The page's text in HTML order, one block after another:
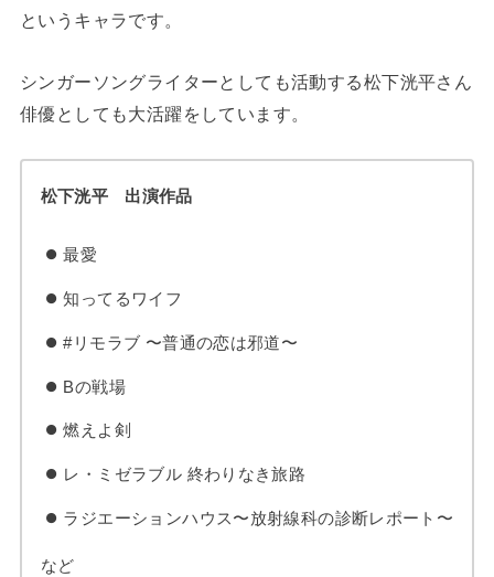
というキャラです。
シンガーソングライターとしても活動する松下洸平さん
俳優としても大活躍をしています。
松下洸平 出演作品
最愛
知ってるワイフ
#リモラブ 〜普通の恋は邪道〜
Bの戦場
燃えよ剣
レ・ミゼラブル 終わりなき旅路
ラジエーションハウス〜放射線科の診断レポート〜
など